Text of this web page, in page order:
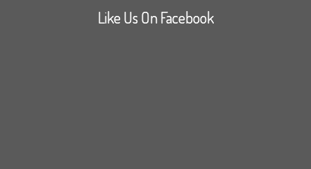
Like Us On Facebook